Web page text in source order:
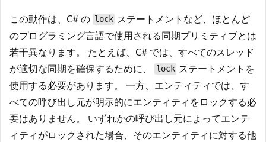
この動作は、C# の lock ステートメントなど、ほとんど
のプログラミング言語で使用される同期プリミティブとは
若干異なります。 たとえば、C# では、すべてのスレッド
が適切な同期を確保するために、
lock ステートメントを
使用する必要があります。 一方、エンティティでは、す
べての呼び出し元が明示的にエンティティをロックする必
要はありません。 いずれかの呼び出し元によってエンテ
ィティがロックされた場合、そのエンティティに対する他